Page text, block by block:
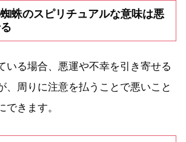
蛛のスピリチュアルな意味は悪
いる場合、悪運や不幸を引き寄せる
、周りに注意を払うことで悪いこと
できます。